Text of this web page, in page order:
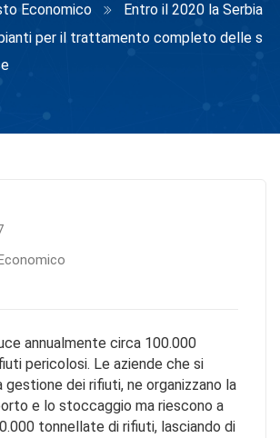
Economico
Entro il 2020 la Serbia
per il trattamento completo delle s
annualmente circa 100.000
pericolosi. Le aziende che si
gestione dei rifiuti, ne organizzano la
e lo stoccaggio ma riescono a
tonnellate di rifiuti, lasciando di